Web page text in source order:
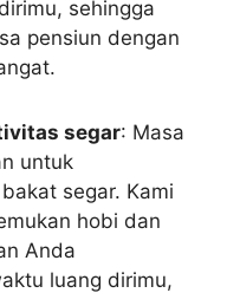
sehingga
pensiun dengan
segar: Masa
untuk
segar. Kami
hobi dan
Anda
luang dirimu,